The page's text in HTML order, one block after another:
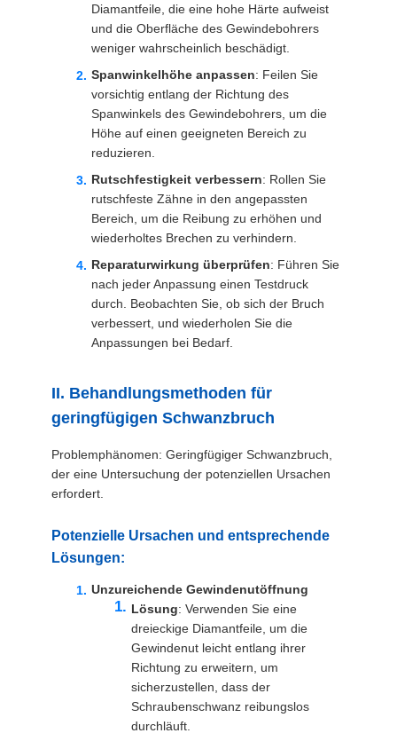
DATENSCHUTZRICHTLINIE
Diamantfeile, die eine hohe Härte aufweist
und die Oberfläche des Gewindebohrers
weniger wahrscheinlich beschädigt.
Spanwinkelhöhe anpassen: Feilen Sie
vorsichtig entlang der Richtung des
Spanwinkels des Gewindebohrers, um die
Höhe auf einen geeigneten Bereich zu
reduzieren.
Rutschfestigkeit verbessern: Rollen Sie
rutschfeste Zähne in den angepassten
Bereich, um die Reibung zu erhöhen und
wiederholtes Brechen zu verhindern.
Reparaturwirkung überprüfen: Führen Sie
nach jeder Anpassung einen Testdruck
durch. Beobachten Sie, ob sich der Bruch
verbessert, und wiederholen Sie die
Anpassungen bei Bedarf.
II. Behandlungsmethoden für
geringfügigen Schwanzbruch
Problemphänomen: Geringfügiger Schwanzbruch,
der eine Untersuchung der potenziellen Ursachen
erfordert.
Potenzielle Ursachen und entsprechende
Lösungen:
Unzureichende Gewindenutöffnung
Lösung: Verwenden Sie eine
dreieckige Diamantfeile, um die
Gewindenut leicht entlang ihrer
Richtung zu erweitern, um
sicherzustellen, dass der
Schraubenschwanz reibungslos
durchläuft.